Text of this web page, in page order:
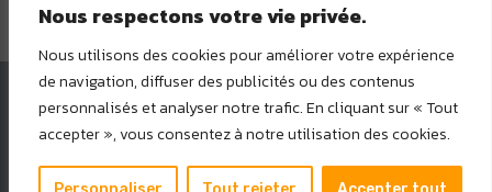
Nous respectons votre vie privée.
Nous utilisons des cookies pour améliorer votre expérience
de navigation, diffuser des publicités ou des contenus
personnalisés et analyser notre trafic. En cliquant sur « Tout
accepter », vous consentez à notre utilisation des cookies.
© 2022 AquaGeoSphere
Réalisation : Bureau Chapeau Melon – 2022